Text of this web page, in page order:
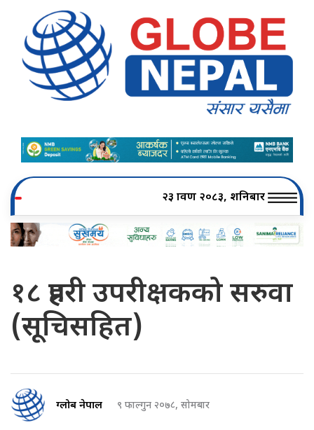
२३ श्रावण २०८३, शनिबार
१८ प्रहरी उपरीक्षकको सरुवा
(सूचिसहित)
ग्लोब नेपाल ९ फाल्गुन २०७८, सोमबार